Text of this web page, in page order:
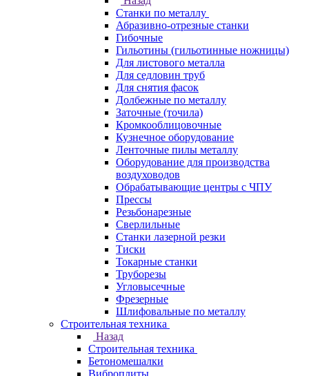
Станки по металлу
Абразивно-отрезные станки
Гибочные
Гильотины (гильотинные ножницы)
Для листового металла
Для седловин труб
Для снятия фасок
Долбежные по металлу
Заточные (точила)
Кромкооблицовочные
Кузнечное оборудование
Ленточные пилы металлу
Оборудование для производства
воздуховодов
Обрабатывающие центры с ЧПУ
Прессы
Резьбонарезные
Сверлильные
Станки лазерной резки
Тиски
Токарные станки
Труборезы
Угловысечные
Фрезерные
Шлифовальные по металлу
Строительная техника
Назад
Строительная техника
Бетономешалки
Виброплиты